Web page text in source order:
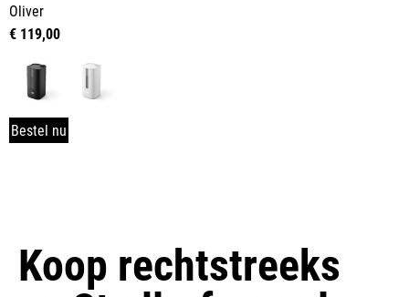
Oliver
€ 119,00
Bestel nu
Koop rechtstreeks